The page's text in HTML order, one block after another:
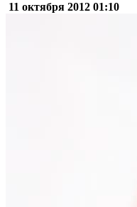
11 октября 2012 01:10